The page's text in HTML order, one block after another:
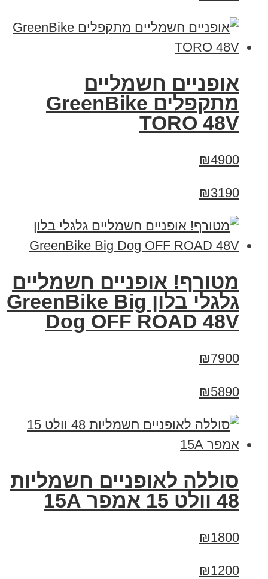
אופניים חשמליים
מתקפלים GreenBike
TORO 48V
₪4900
₪3190
מטורף! אופניים חשמליים
גלגלי בלון GreenBike Big
Dog OFF ROAD 48V
₪7900
₪5890
סוללה לאופניים חשמליות
48 וולט 15 אמפר 15A
₪1800
₪1200